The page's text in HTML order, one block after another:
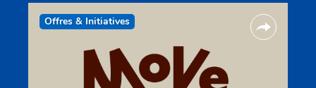
Offres & Initiatives